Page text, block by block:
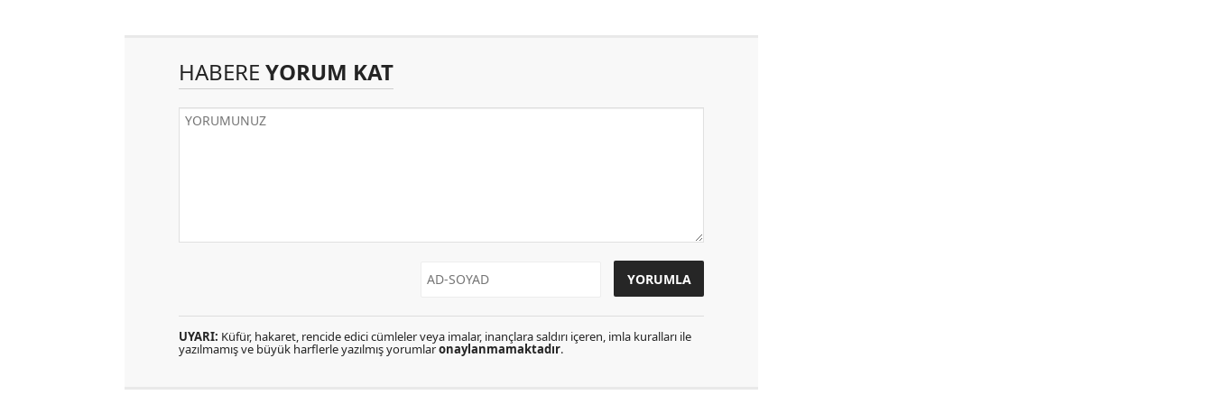
HABERE YORUM KAT
UYARI: Küfür, hakaret, rencide edici cümleler veya imalar, inançlara saldırı içeren, imla kuralları ile
yazılmamış ve büyük harflerle yazılmış yorumlaronaylanmamaktadır.